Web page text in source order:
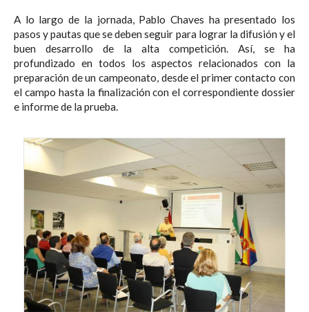
A lo largo de la jornada, Pablo Chaves ha presentado los
pasos y pautas que se deben seguir para lograr la difusión y el
buen desarrollo de la alta competición. Así, se ha
profundizado en todos los aspectos relacionados con la
preparación de un campeonato, desde el primer contacto con
el campo hasta la finalización con el correspondiente dossier
e informe de la prueba.